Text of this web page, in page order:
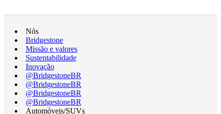
Nós
Bridgestone
Missão e valores
Sustentabilidade
Inovação
@BridgestoneBR
@BridgestoneBR
@BridgestoneBR
@BridgestoneBR
Automóveis/SUVs